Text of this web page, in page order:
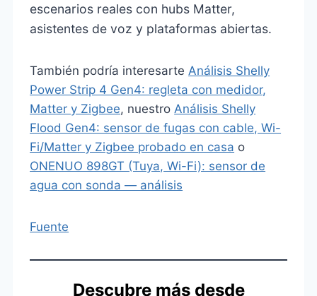
escenarios reales con hubs Matter,
asistentes de voz y plataformas abiertas.
También podría interesarte Análisis Shelly
Power Strip 4 Gen4: regleta con medidor,
Matter y Zigbee, nuestro Análisis Shelly
Flood Gen4: sensor de fugas con cable, Wi-
Fi/Matter y Zigbee probado en casa o
ONENUO 898GT (Tuya, Wi-Fi): sensor de
agua con sonda — análisis
Fuente
Descubre más desde